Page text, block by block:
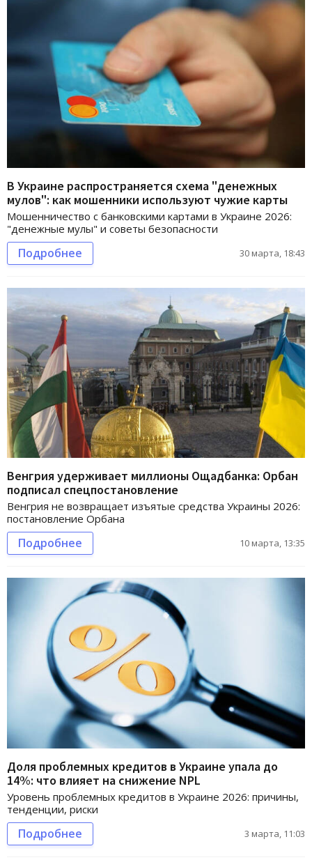
В Украине распространяется схема "денежных
мулов": как мошенники используют чужие карты
Мошенничество с банковскими картами в Украине 2026:
"денежные мулы" и советы безопасности
Подробнее 30 марта, 18:43
Венгрия удерживает миллионы Ощадбанка: Орбан
подписал спецпостановление
Венгрия не возвращает изъятые средства Украины 2026:
постановление Орбана
Подробнее 10 марта, 13:35
Доля проблемных кредитов в Украине упала до
14%: что влияет на снижение NPL
Уровень проблемных кредитов в Украине 2026: причины,
тенденции, риски
Подробнее 3 марта, 11:03